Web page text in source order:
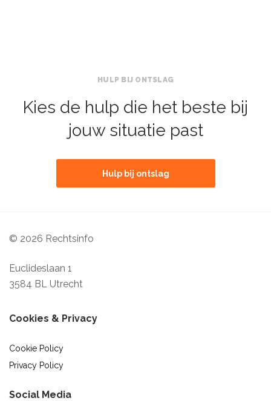
HULP BIJ ONTSLAG
Kies de hulp die het beste bij
jouw situatie past
Hulp bij ontslag
© 2026 Rechtsinfo
Euclideslaan 1
3584 BL Utrecht
Cookies & Privacy
Cookie Policy
Privacy Policy
Social Media